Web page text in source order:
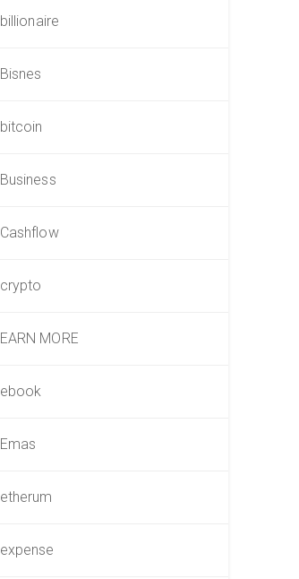
billionaire
Bisnes
bitcoin
Business
Cashflow
crypto
EARN MORE
ebook
Emas
etherum
expense